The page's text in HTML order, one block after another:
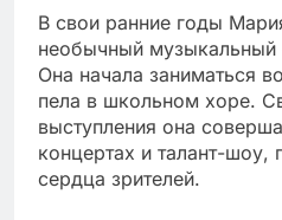
В свои ранние годы
необычный музыкальный
Она начала заниматься
пела в школьном хоре.
выступления она
концертах и талант-шоу,
сердца зрителей.